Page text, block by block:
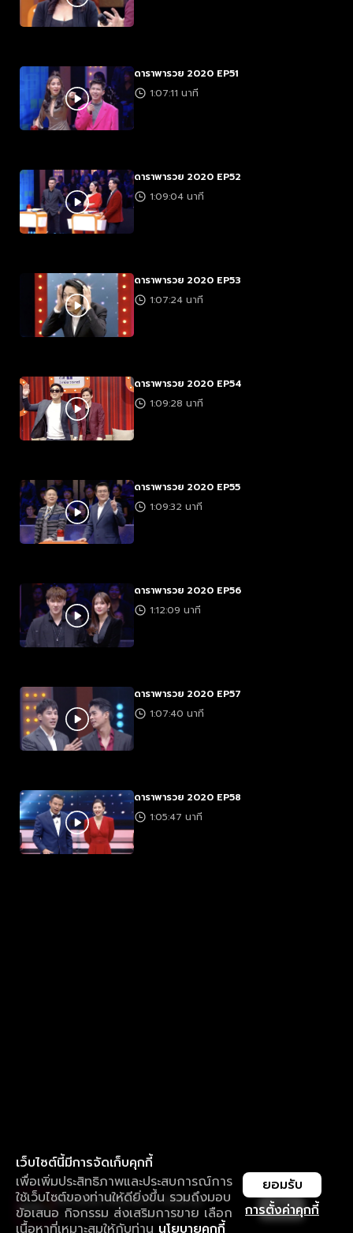
ดาราพารวย 2020 EP51
1:07:11 นาที
ดาราพารวย 2020 EP52
1:09:04 นาที
ดาราพารวย 2020 EP53
1:07:24 นาที
ดาราพารวย 2020 EP54
1:09:28 นาที
ดาราพารวย 2020 EP55
1:09:32 นาที
ดาราพารวย 2020 EP56
1:12:09 นาที
ดาราพารวย 2020 EP57
1:07:40 นาที
ดาราพารวย 2020 EP58
1:05:47 นาที
เว็บไซต์นี้มีการจัดเก็บคุกกี้
เพื่อเพิ่มประสิทธิภาพและประสบการณ์การ
ใช้เว็บไซต์ของท่านให้ดียิ่งขึ้น รวมถึงมอบ
ข้อเสนอ กิจกรรม ส่งเสริมการขาย เลือก
เนื้อหาที่เหมาะสมให้กับท่าน นโยบายคุกกี้
การตั้งค่าคุกกี้
ยอมรับ
ใช้งานแอป ลื่นไหลกว่า ไม่มีสะดุด
ดาวน์โหลดแอปเพื่อการรับชมที่ดีกว่า เปิด